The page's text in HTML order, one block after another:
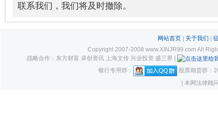
联系我们，我们将及时撤除。
网站首页| 关于我们
Copyright 2007-2008 www.XINJR99.com All
战略合作：东方财富 卓创资讯 上海文传 兴业投资 盛三界 |
银行专用群：
股票期货群：
| 本网法律顾